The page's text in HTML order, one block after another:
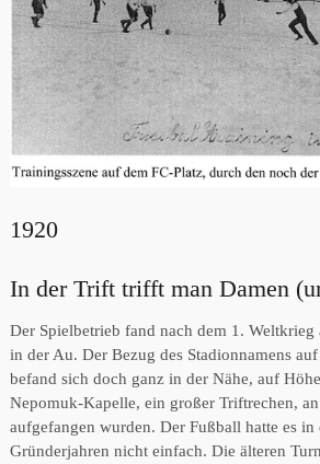
1920
In der Trift trifft man Damen
Der Spielbetrieb fand nach dem 1. Weltkrieg
in der Au. Der Bezug des Stadionnamens
befand sich doch ganz in der Nähe, auf
Nepomuk-Kapelle, ein großer Triftrechen,
aufgefangen wurden. Der Fußball hatte es in
Gründerjahren nicht einfach. Die älteren